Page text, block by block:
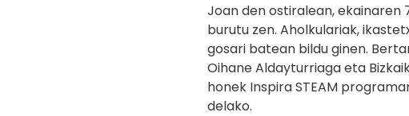
Joan den ostiralean, ekainaren
burutu zen. Aholkulariak,
gosari batean bildu ginen.
Oihane Aldayturriaga eta
honek Inspira STEAM
delako.